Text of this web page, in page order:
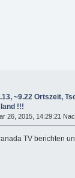
~9.22 Ortszeit,
!!!
26, 2015, 14:29:21
TV berichten